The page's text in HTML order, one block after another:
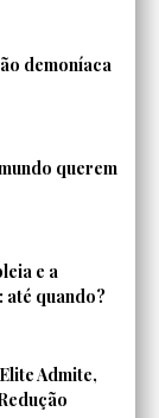
demoníaca
querem
e a
quando?
Admite,